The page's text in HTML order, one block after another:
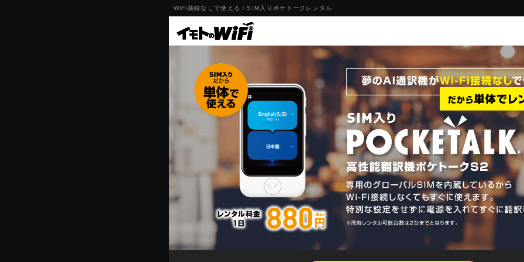
WiFi接続なしで使える！SIM入りポケトークレンタル